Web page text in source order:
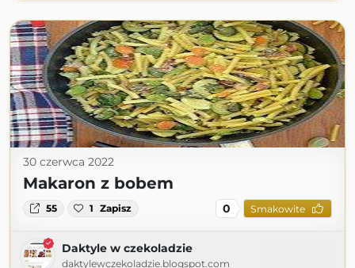
30 czerwca 2022
Makaron z bobem
55 1 Zapisz 0 Smakowite
Daktyle w czekoladzie
daktylewczekoladzie.blogspot.com